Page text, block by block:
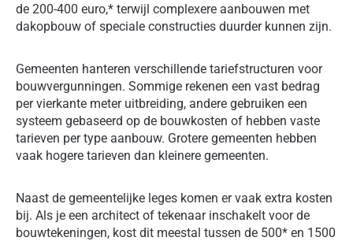
de 200-400 euro,* terwijl complexere aanbouwen met
dakopbouw of speciale constructies duurder kunnen zijn.
Gemeenten hanteren verschillende tariefstructuren voor
bouwvergunningen. Sommige rekenen een vast bedrag
per vierkante meter uitbreiding, andere gebruiken een
systeem gebaseerd op de bouwkosten of hebben vaste
tarieven per type aanbouw. Grotere gemeenten hebben
vaak hogere tarieven dan kleinere gemeenten.
Naast de gemeentelijke leges komen er vaak extra kosten
bij. Als je een architect of tekenaar inschakelt voor de
bouwtekeningen, kost dit meestal tussen de 500* en 1500